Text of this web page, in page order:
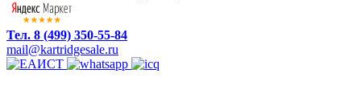
Тел. 8 (499) 350-55-84
mail@kartridgesale.ru